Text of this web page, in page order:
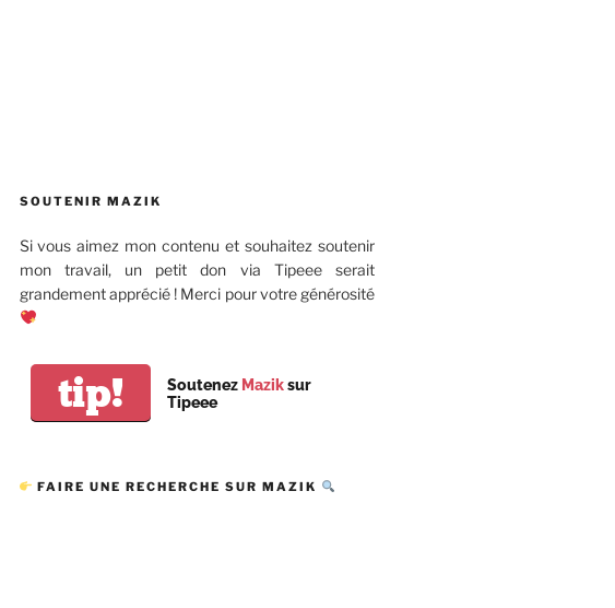
SOUTENIR MAZIK
Si vous aimez mon contenu et souhaitez soutenir
mon travail, un petit don via Tipeee serait
grandement apprécié ! Merci pour votre générosité
tip! Soutenez Maziksur
Tipeee
FAIRE UNE RECHERCHE SUR MAZIK